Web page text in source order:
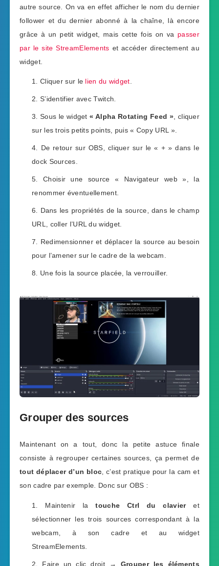
autre source. On va en effet afficher le nom du dernier
follower et du dernier abonné à la chaîne, là encore
grâce à un petit widget, mais cette fois on va passer
par le site StreamElements et accéder directement au
widget.
Cliquer sur le lien du widget.
S’identifier avec Twitch.
Sous le widget« Alpha Rotating Feed », cliquer
sur les trois petits points, puis « Copy URL ».
De retour sur OBS, cliquer sur le « + » dans le
dock Sources.
Choisir une source « Navigateur web », la
renommer éventuellement.
Dans les propriétés de la source, dans le champ
URL, coller l’URL du widget.
Redimensionner et déplacer la source au besoin
pour l’amener sur le cadre de la webcam.
Une fois la source placée, la verrouiller.
Grouper des sources
Maintenant on a tout, donc la petite astuce finale
consiste à regrouper certaines sources, ça permet de
tout déplacer d’un bloc, c’est pratique pour la cam et
son cadre par exemple. Donc sur OBS :
Maintenir latouche Ctrl du clavieret
sélectionner les trois sources correspondant à la
webcam, à son cadre et au widget
StreamElements.
Faire un clic droit → Grouper les éléments